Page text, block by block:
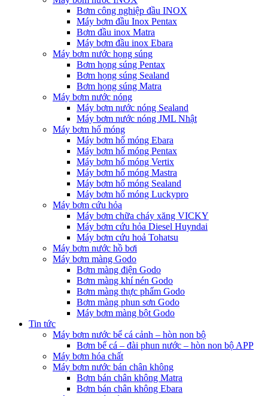
Bơm công nghiệp đầu INOX
Máy bơm đầu Inox Pentax
Bơm đầu inox Matra
Máy bơm đầu inox Ebara
Máy bơm nước họng súng
Bơm họng súng Pentax
Bơm họng súng Sealand
Bơm họng súng Matra
Máy bơm nước nóng
Máy bơm nước nóng Sealand
Máy bơm nước nóng JML Nhật
Máy bơm hố móng
Máy bơm hố móng Ebara
Máy bơm hố móng Pentax
Máy bơm hố móng Vertix
Máy bơm hố móng Mastra
Máy bơm hố móng Sealand
Máy bơm hố móng Luckypro
Máy bơm cứu hỏa
Máy bơm chữa cháy xăng VICKY
Máy bơm cứu hỏa Diesel Huyndai
Máy bơm cứu hoả Tohatsu
Máy bơm nước hồ bơi
Máy bơm màng Godo
Bơm màng điện Godo
Bơm màng khí nén Godo
Bơm màng thực phẩm Godo
Bơm màng phun sơn Godo
Máy bơm màng bột Godo
Tin tức
Máy bơm nước bể cá cảnh – hòn non bộ
Bơm bể cá – đài phun nước – hòn non bộ APP
Máy bơm hóa chất
Máy bơm nước bán chân không
Bơm bán chân không Matra
Bơm bán chân không Ebara